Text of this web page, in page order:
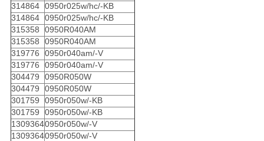
314864 0950r025w/hc/-KB
314864 0950r025w/hc/-KB
315358
0950R040AM
315358
0950R040AM
319776
0950r040am/-V
319776
0950r040am/-V
304479
0950R050W
304479
0950R050W
301759
0950r050w/-KB
301759
0950r050w/-KB
13093640950r050w/-V
13093640950r050w/-V